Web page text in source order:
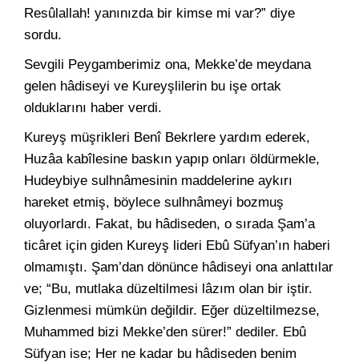
Resûlallah! yanınızda bir kimse mi var?” diye
sordu.
Sevgili Peygamberimiz ona, Mekke’de meydana
gelen hâdiseyi ve Kureyşlilerin bu işe ortak
olduklarını haber verdi.
Kureyş müşrikleri Benî Bekrlere yardım ederek,
Huzâa kabîlesine baskın yapıp onları öldürmekle,
Hudeybiye sulhnâmesinin maddelerine aykırı
hareket etmiş, böylece sulhnâmeyi bozmuş
oluyorlardı. Fakat, bu hâdiseden, o sırada Şam’a
ticâret için giden Kureyş lideri Ebû Süfyan’ın haberi
olmamıştı. Şam’dan dönünce hâdiseyi ona anlattılar
ve; “Bu, mutlaka düzeltilmesi lâzım olan bir iştir.
Gizlenmesi mümkün değildir. Eğer düzeltilmezse,
Muhammed bizi Mekke’den sürer!” dediler. Ebû
Süfyan ise; Her ne kadar bu hâdiseden benim